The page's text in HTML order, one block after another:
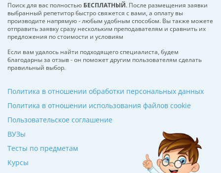
Поиск для вас полностью БЕСПЛАТНЫЙ. После размещения заявки
выбранный репетитор быстро свяжется с вами, а оплату вы
производите напрямую - любым удобным способом. Вы также можете
отправить заявку сразу нескольким преподавателям и сравнить их
предложения по стоимости и условиям
Если вам удалось найти подходящего специалиста, будем
благодарны за отзыв - он поможет другим пользователям сделать
правильный выбор.
ВУЗы
Тесты по предметам
Курсы
Политика в отношении обработки персональных данных
Политика в отношении использования файлов cookie
Пользовательское соглашение